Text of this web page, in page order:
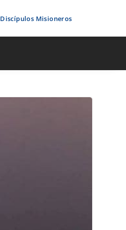
Discípulos Misioneros